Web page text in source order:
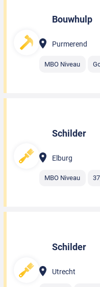
Bouwhulp
Purmerend
MBO Niveau
Schilder
Elburg
MBO Niveau
Schilder
Utrecht